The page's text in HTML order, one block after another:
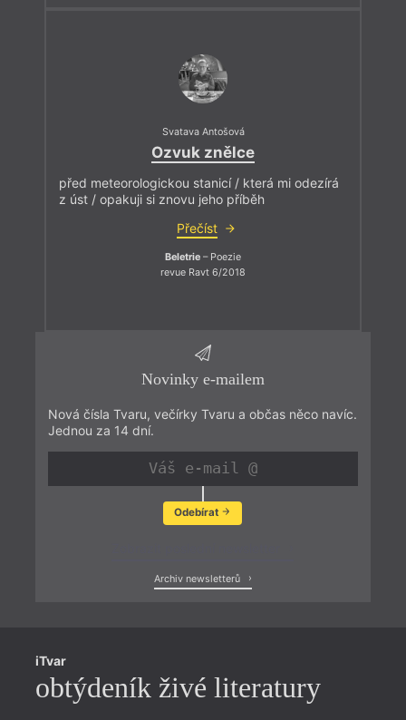
Svatava Antošová
Ozvuk znělce
před meteorologickou stanicí / která mi odezírá
z úst / opakuji si znovu jeho příběh
Přečíst
Beletrie – Poezie
revue Ravt 6/2018
Novinky e-mailem
Nová čísla Tvaru, večírky Tvaru a občas něco navíc.
Jednou za 14 dní.
Odebírat
Archiv newsletterů
iTvar
obtýdeník živé literatury